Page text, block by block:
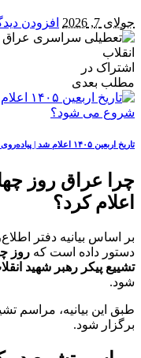
جولای 7, 2026 افزودن
اشتراک در
مطلب بعدی
تاریخ اربعین ۱۴۰۵ اعلام شد | پیاده‌روی اربعین از چه روزی شروع می‌ شود؟
چرا عراق روز
اعلام کرد؟
بر اساس بیانیه دفتر
دستور داده است که روز
تشییع پیکر رهبر شهید
شود.
طبق این بیانیه، مراسم
برگزار شود.